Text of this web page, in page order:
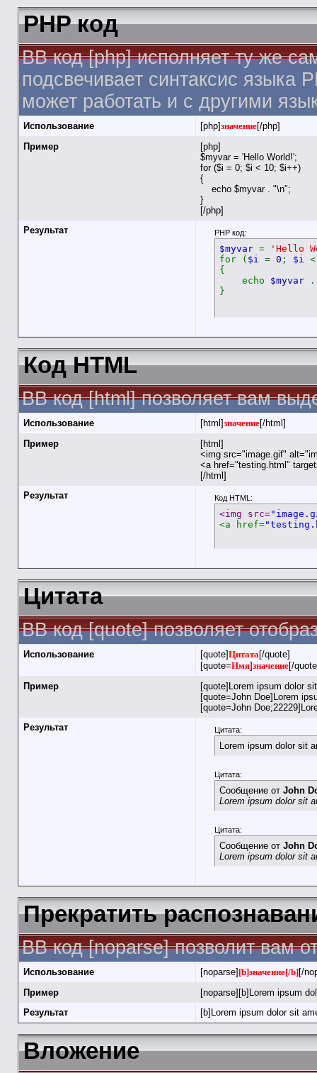
PHP код
BB код [php] исполняет ту же
подсвечивает синтаксис языка
может работать и с другими
Использование [php]значение[/php]
Пример
[php]
$myvar = 'Hello World!';
for ($i = 0; $i < 10; $i++)
{
echo $myvar . "\n";
}
[/php]
Результат
PHP код:
$myvar =
'Hello
for ( $i = 0 ; $i
{
echo $myvar
}
Код HTML
BB код [html] позволяет вам
Использование [html]значение[/html]
Пример
[html]
<img src="image.gif"
<a href="testing.html"
[/html]
Результат
Код HTML:
<img src=
<a href=
Цитата
BB код [quote] позволяет
Использование [quote]Цитата[/quote]
[quote=Имя]значение[/
Пример
[quote]Lorem ipsum dolor
[quote=John Doe]Lorem
[quote=John
Результат
Цитата:
Lorem ipsum dolor sit
Цитата:
Сообщение от John
Lorem ipsum dolor sit
Цитата:
Сообщение от John
Lorem ipsum dolor sit
Прекратить
BB код [noparse] позволит вам
Использование [noparse] [b]значение[/b][/
Пример
[noparse][b]Lorem ipsum
Результат
[b]Lorem ipsum dolor sit
Вложение